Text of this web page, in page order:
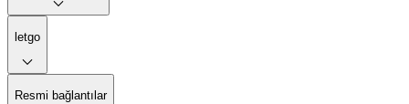
letgo
Resmi bağlantılar